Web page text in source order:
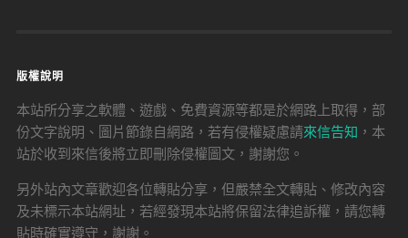
版權說明
本站所分享之軟體、遊戲、免費資源等都是於網路上取得，部
份文字說明、圖片節錄自網路，若有侵權疑慮請來信告知 ，本
站於收到來信後將立即刪除侵權圖文，謝謝您。
另外站內文章歡迎各位轉貼分享，但嚴禁全文轉貼、修改內容
及未標示本站網址，若經發現本站將保留法律追訴權，請您轉
貼時確實遵守，謝謝。